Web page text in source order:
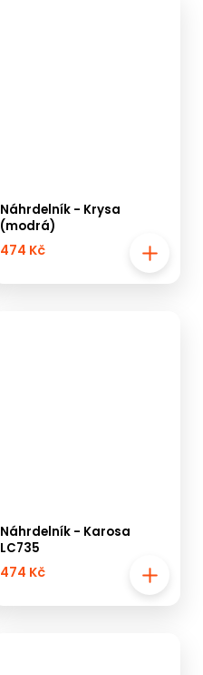
Náhrdelník - Krysa
(modrá)
474 Kč
Náhrdelník - Karosa
LC735
474 Kč